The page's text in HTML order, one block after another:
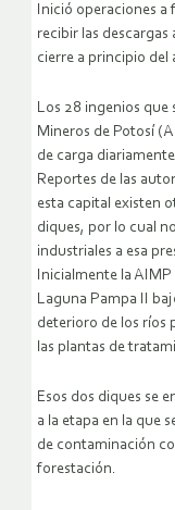
Inició operaciones a
recibir las descargas
cierre a principio del
Los 28 ingenios que
Mineros de Potosí
de carga
Reportes de las
esta capital existen
diques, por lo cual
industriales a esa
Inicialmente la
Laguna Pampa II
deterioro de los ríos
las plantas de
Esos dos diques se
a la etapa en la que
de contaminación
forestación.